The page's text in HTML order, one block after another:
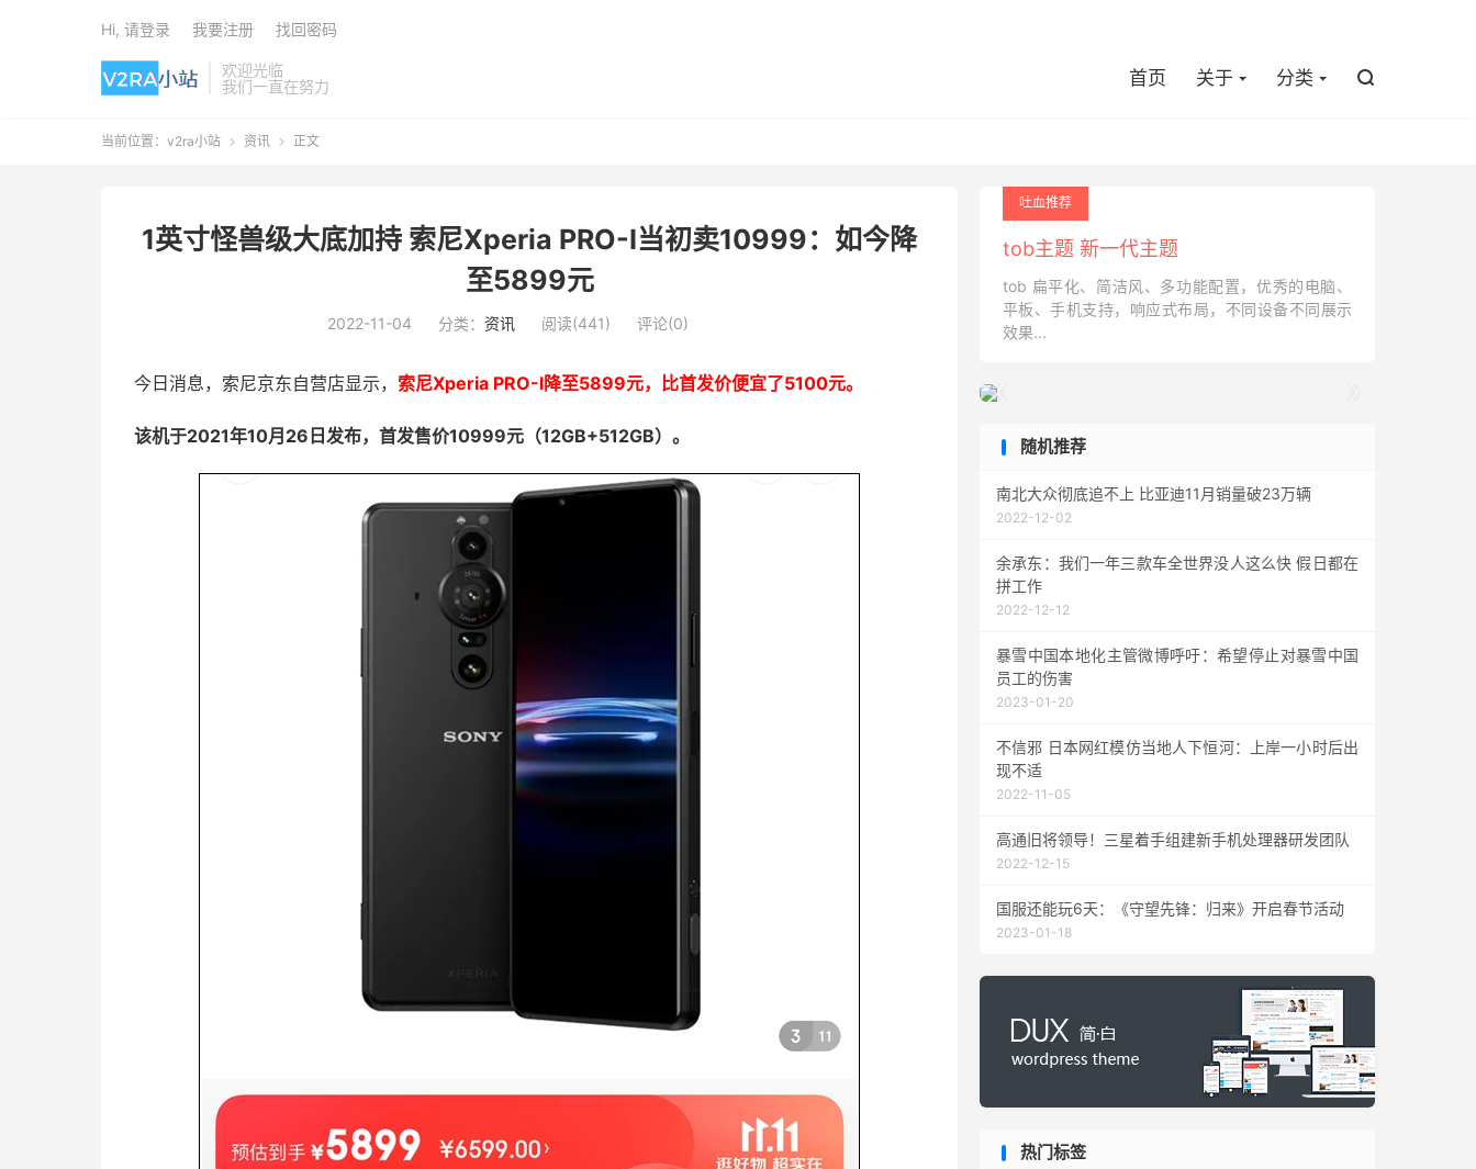
欢迎光临
我们一直在努力
首页 关于 分类 
Hi, 请登录 我要注册 找回密码
当前位置： v2ra小站  资讯  正文
1英寸怪兽级大底加持 索尼Xperia PRO-I当初卖10999：如今降
至5899元
2022-11-04 分类： 资讯 阅读(441) 评论(0)
今日消息，索尼京东自营店显示， 索尼Xperia PRO-I降至5899元，比首发价便宜了5100元。
该机于2021年10月26日发布，首发售价10999元（12GB+512GB）。
吐血推荐
tob主题 新一代主题
tob 扁平化、简洁风、多功能配置，优秀的电脑、
平板、手机支持，响应式布局，不同设备不同展示
效果...

随机推荐
南北大众彻底追不上 比亚迪11月销量破23万辆
2022-12-02
余承东：我们一年三款车全世界没人这么快 假日都在
拼工作
2022-12-12
暴雪中国本地化主管微博呼吁：希望停止对暴雪中国
员工的伤害
2023-01-20
不信邪 日本网红模仿当地人下恒河：上岸一小时后出
现不适
2022-11-05
高通旧将领导！三星着手组建新手机处理器研发团队
2022-12-15
国服还能玩6天：《守望先锋：归来》开启春节活动
2023-01-18
热门标签